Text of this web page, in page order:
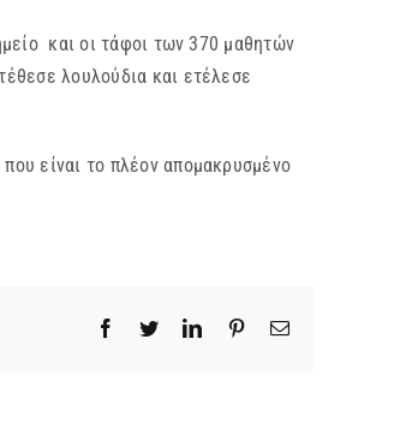
και οι τάφοι των 370 μαθητών
λουλούδια και ετέλεσε
είναι το πλέον απομακρυσμένο
Facebook
TwitterLinkedInPinterestEmail